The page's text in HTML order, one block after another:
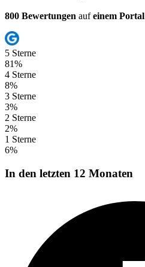
800 Bewertungen aufeinem Portal
5 Sterne
81%
4 Sterne
8%
3 Sterne
3%
2 Sterne
2%
1 Sterne
6%
In den letzten 12 Monaten